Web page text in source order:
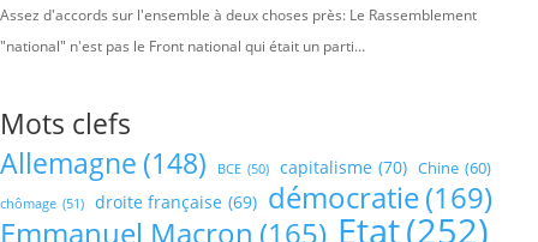
Assez d'accords sur l'ensemble à deux choses près: Le Rassemblement
"national" n'est pas le Front national qui était un parti…
Mots clefs
Allemagne (148) BCE (50) capitalisme (70) Chine (60)
chômage (51) droite française (69) démocratie(169)
Emmanuel Macron (165) Etat(252)